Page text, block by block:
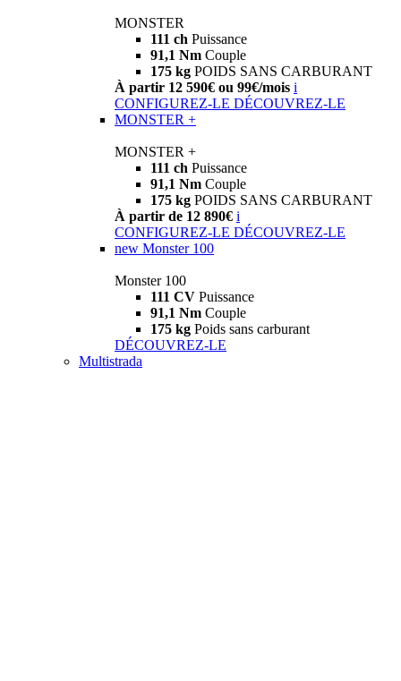
MONSTER
111 ch Puissance
91,1 Nm Couple
175 kg POIDS SANS CARBURANT
À partir 12 590€ ou 99€/mois i
CONFIGUREZ-LE DÉCOUVREZ-LE
MONSTER +
MONSTER +
111 ch Puissance
91,1 Nm Couple
175 kg POIDS SANS CARBURANT
À partir de 12 890€ i
CONFIGUREZ-LE DÉCOUVREZ-LE
new Monster 100
Monster 100
111 CV Puissance
91,1 Nm Couple
175 kg Poids sans carburant
DÉCOUVREZ-LE
Multistrada